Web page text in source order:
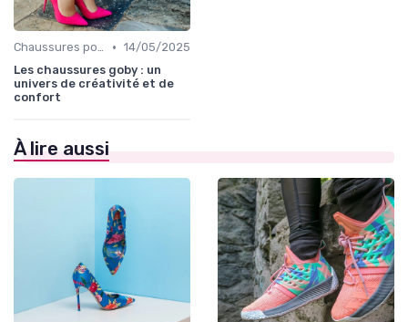
Chaussures pour Occasions Spéciales • 14/05/2025
Les chaussures goby : un
univers de créativité et de
confort
À lire aussi